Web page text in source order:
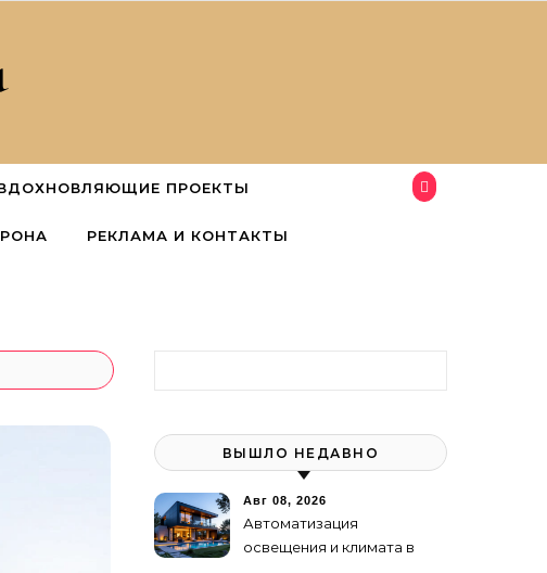
ПРОЕКТЫ
РЕКЛАМА И КОНТАКТЫ
ВЫШЛО НЕДАВНО
Авг 08, 2026
Автоматизация
освещения и климата в